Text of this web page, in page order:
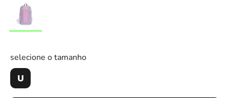
selecione o tamanho
U